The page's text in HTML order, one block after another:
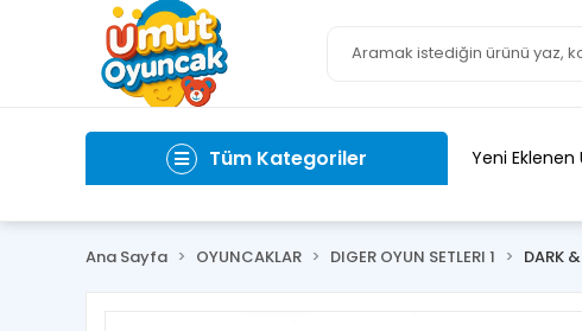
Tüm Kategoriler Yeni Eklenen
Ana Sayfa OYUNCAKLAR DIGER OYUN SETLERI 1 DARK